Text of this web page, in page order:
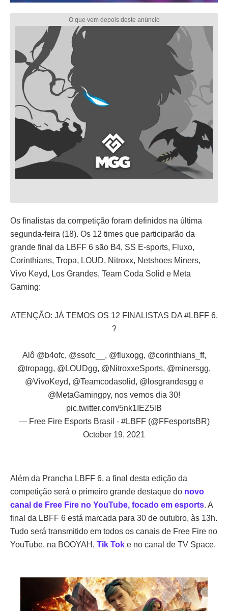
Os finalistas da competição foram definidos na última
segunda-feira (18). Os 12 times que participarão da
grande final da LBFF 6 são B4, SS E-sports, Fluxo,
Corinthians, Tropa, LOUD, Nitroxx, Netshoes Miners,
Vivo Keyd, Los Grandes, Team Coda Solid e Meta
Gaming:
ATENÇÃO: JÁ TEMOS OS 12 FINALISTAS DA #LBFF6.
?
Alô @b4ofc, @ssofc__ , @fluxogg, @corinthians_ff,
@tropagg, @LOUDgg, @NitroxxeSports, @minersgg,
@VivoKeyd, @Teamcodasolid, @losgrandesgg e
@MetaGamingpy, nos vemos dia 30!
pic.twitter.com/5nk1IEZ5lB
— Free Fire Esports Brasil - #LBFF (@FFesportsBR)
October 19, 2021
Além da Prancha LBFF 6, a final desta edição da
competição será o primeiro grande destaque do novo
canal de Free Fire no YouTube, focado em esports. A
final da LBFF 6 está marcada para 30 de outubro, às 13h.
Tudo será transmitido em todos os canais de Free Fire no
YouTube, na BOOYAH, Tik Tok e no canal de TV Space.